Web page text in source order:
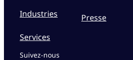
Industries
Services
Presse
Suivez-nous